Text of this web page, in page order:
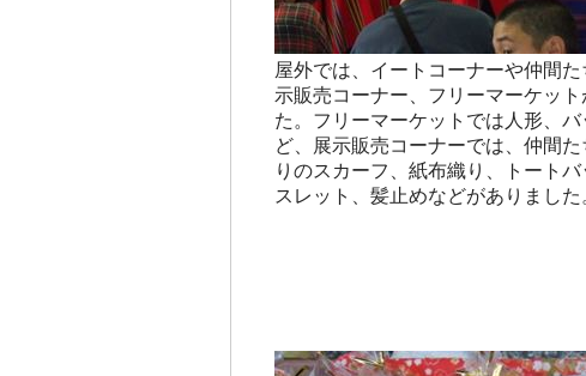
屋外では、イートコーナーや仲間
示販売コーナー、フリーマーケッ
た。フリーマーケットでは人形、
ど、展示販売コーナーでは、仲間
りのスカーフ、紙布織り、トート
スレット、髪止めなどがありました